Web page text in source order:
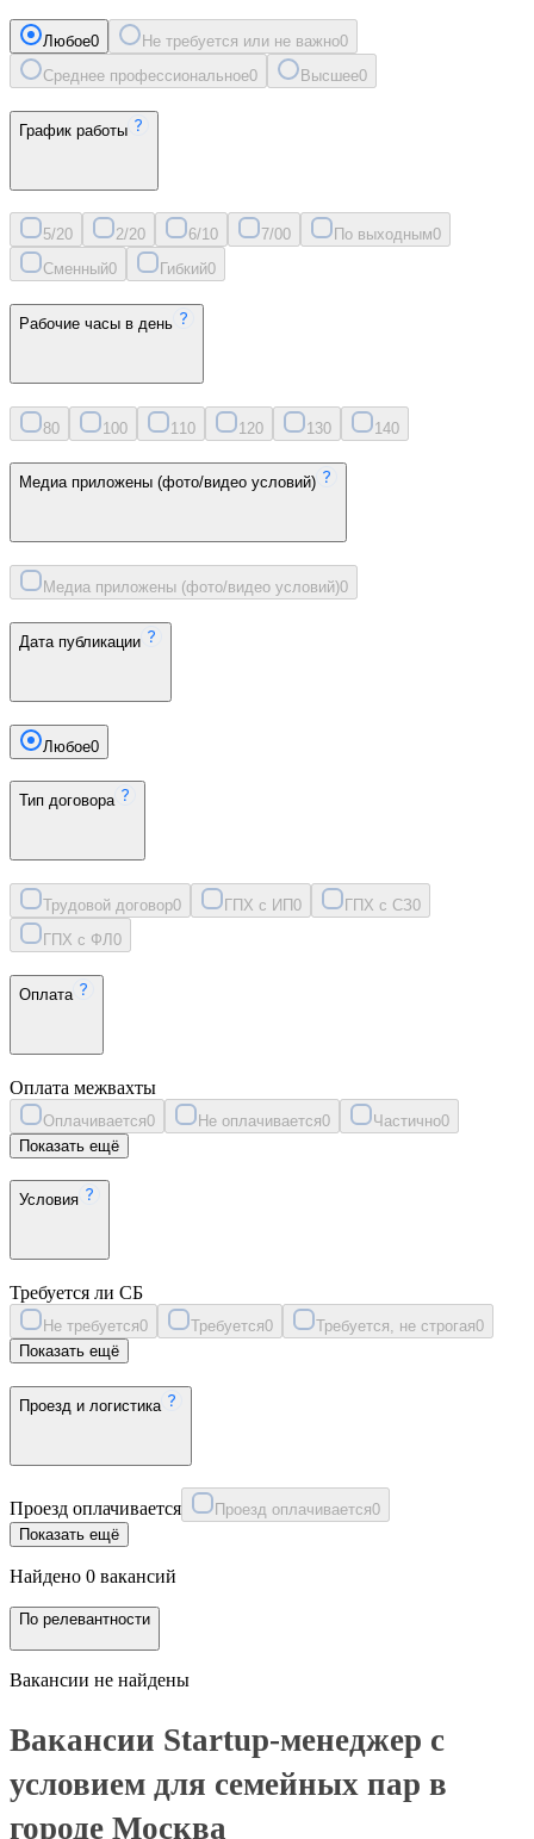
Любое0 Не требуется или не важно0
Среднее профессиональное0 Высшее0
График работы
5/20 2/20 6/10 7/00 По выходным0
Сменный0 Гибкий0
Рабочие часы в день
80 100 11 0 120 130 140
Медиа приложены (фото/видео условий)
Медиа приложены (фото/видео условий)0
Дата публикации
Любое0
Тип договора
Трудовой договор0 ГПХ с ИП0 ГПХ с СЗ0
ГПХ с ФЛ 0
Оплата
Оплата межвахты
Оплачивается0 Не оплачивается0 Частично0
Показать ещё
Условия
Требуется ли СБ
Не требуется0 Требуется0 Требуется, не строгая0
Показать ещё
Проезд и логистика
Проезд оплачивается Проезд оплачивается0
Показать ещё
Найдено 0 вакансий
По релевантности
Вакансии не найдены
Вакансии Startup-менеджер с
условием для семейных пар в
городе Москва